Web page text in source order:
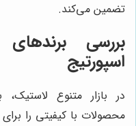
تضمین می‌کند.
بررسی
اسپورتیج
در بازار متنوع
محصولات با کیفیتی را